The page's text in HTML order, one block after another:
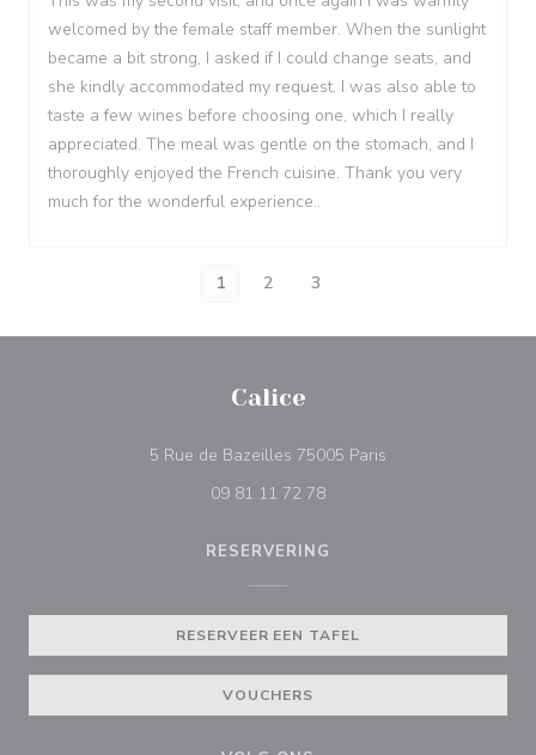
welcomed by the female staff member. When the sunlight
became a bit strong, I asked if I could change seats, and
she kindly accommodated my request. I was also able to
taste a few wines before choosing one, which I really
appreciated. The meal was gentle on the stomach, and I
thoroughly enjoyed the French cuisine. Thank you very
much for the wonderful experience..
1 2 3
Calice
5 Rue de Bazeilles 75005 Paris
09 81 11 72 78
RESERVERING
RESERVEER EEN TAFEL
VOUCHERS